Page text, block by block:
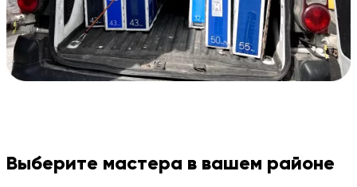
Выберите мастера в вашем районе